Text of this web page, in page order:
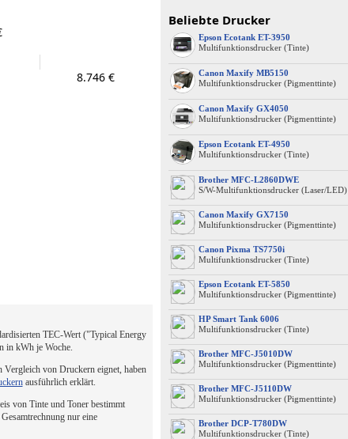
8.746 €
TEC-Wert ("Typical Energy
in kWh je Woche.
Vergleich von Druckern eignet, haben
ausführlich erklärt.
von Tinte und Toner bestimmt
nur eine
Beliebte Drucker
Epson Ecotank ET-3950
Multifunktionsdrucker (Tinte)
Canon Maxify MB5150
Multifunktionsdrucker (Pigmenttinte)
Canon Maxify GX4050
Multifunktionsdrucker (Pigmenttinte)
Epson Ecotank ET-4950
Multifunktionsdrucker (Tinte)
Brother MFC-L2860DWE
S/W-Multifunktionsdrucker (Laser/LED)
Canon Maxify GX7150
Multifunktionsdrucker (Pigmenttinte)
Canon Pixma TS7750i
Multifunktionsdrucker (Tinte)
Epson Ecotank ET-5850
Multifunktionsdrucker (Pigmenttinte)
HP Smart Tank 6006
Multifunktionsdrucker (Tinte)
Brother MFC-J5010DW
Multifunktionsdrucker (Pigmenttinte)
Brother MFC-J5110DW
Multifunktionsdrucker (Pigmenttinte)
Brother DCP-T780DW
Multifunktionsdrucker (Tinte)